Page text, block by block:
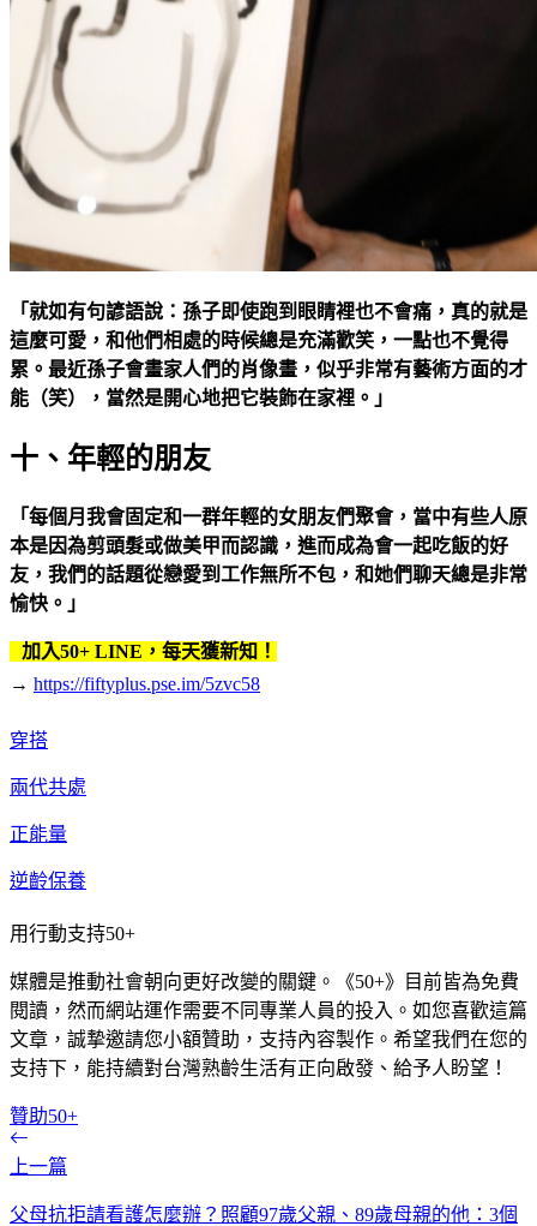
「就如有句諺語說：孫子即使跑到眼睛裡也不會痛，真的就是
這麼可愛，和他們相處的時候總是充滿歡笑，一點也不覺得
累。最近孫子會畫家人們的肖像畫，似乎非常有藝術方面的才
能（笑），當然是開心地把它裝飾在家裡。」
十、年輕的朋友
「每個月我會固定和一群年輕的女朋友們聚會，當中有些人原
本是因為剪頭髮或做美甲而認識，進而成為會一起吃飯的好
友，我們的話題從戀愛到工作無所不包，和她們聊天總是非常
愉快。」
加入50+ LINE，每天獲新知！
→ https://fiftyplus.pse.im/5zvc58
穿搭
兩代共處
正能量
逆齡保養
用行動支持50+
媒體是推動社會朝向更好改變的關鍵。《50+》目前皆為免費
閱讀，然而網站運作需要不同專業人員的投入。如您喜歡這篇
文章，誠摯邀請您小額贊助，支持內容製作。希望我們在您的
支持下，能持續對台灣熟齡生活有正向啟發、給予人盼望！
贊助50+
上一篇
父母抗拒請看護怎麼辦？照顧97歲父親、89歲母親的他：3個